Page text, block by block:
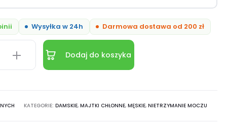
Wysyłka w 24h Darmowa dostawa od 200 zł
Dodaj do koszyka
KATEGORIE: DAMSKIE, MAJTKI CHŁONNE, MĘSKIE, NIETRZYMANIE MOCZU